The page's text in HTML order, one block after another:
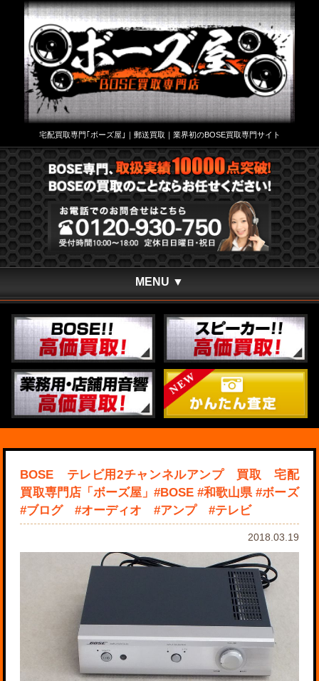
宅配買取専門｢ボーズ屋｣｜郵送買取｜業界初のBOSE買取専門サイト
MENU ▼
BOSE テレビ用2チャンネルアンプ 買取 宅配
買取専門店「ボーズ屋」#BOSE #和歌山県 #ボーズ
#ブログ #オーディオ #アンプ #テレビ
2018.03.19